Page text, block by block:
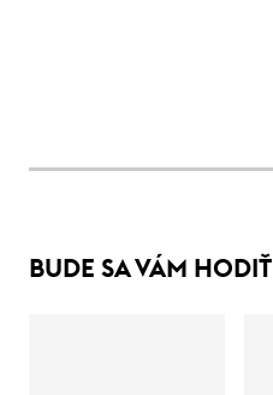
BUDE SA VÁM HODIŤ